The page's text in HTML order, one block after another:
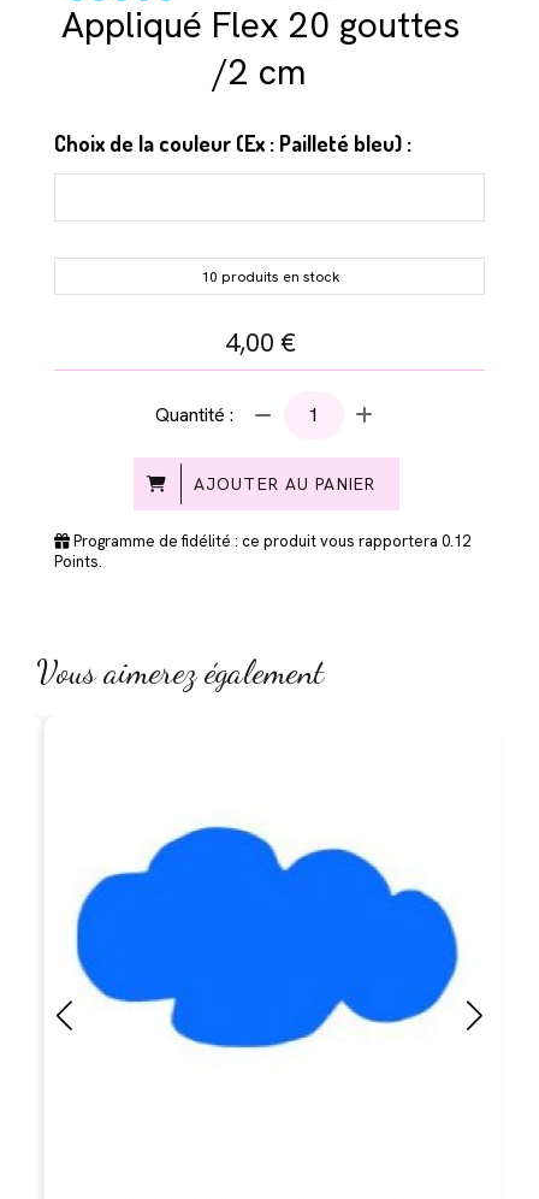
Appliqué Flex 20 gouttes
/2 cm
Choix de la couleur (Ex : Pailleté bleu) :
10 produits en stock
4,00 €
Quantité :
AJOUTER AU PANIER
Programme de fidélité : ce produit vous rapportera 0.12
Points.
Vous aimerez également